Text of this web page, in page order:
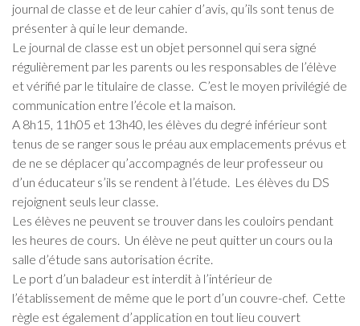
journal de classe et de leur cahier d’avis, qu’ils sont tenus de
présenter à qui le leur demande.
Le journal de classe est un objet personnel qui sera signé
régulièrement par les parents ou les responsables de l’élève
et vérifié par le titulaire de classe. C’est le moyen privilégié de
communication entre l’école et la maison.
A 8h15, 11h05 et 13h40, les élèves du degré inférieur sont
tenus de se ranger sous le préau aux emplacements prévus et
de ne se déplacer qu’accompagnés de leur professeur ou
d’un éducateur s’ils se rendent à l’étude. Les élèves du DS
rejoignent seuls leur classe.
Les élèves ne peuvent se trouver dans les couloirs pendant
les heures de cours. Un élève ne peut quitter un cours ou la
salle d’étude sans autorisation écrite.
Le port d’un baladeur est interdit à l’intérieur de
l’établissement de même que le port d’un couvre-chef. Cette
règle est également d’application en tout lieu couvert